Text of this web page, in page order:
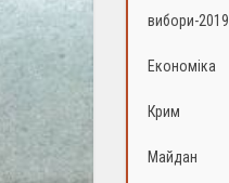
вибори-2019
Економіка
Крим
Майдан